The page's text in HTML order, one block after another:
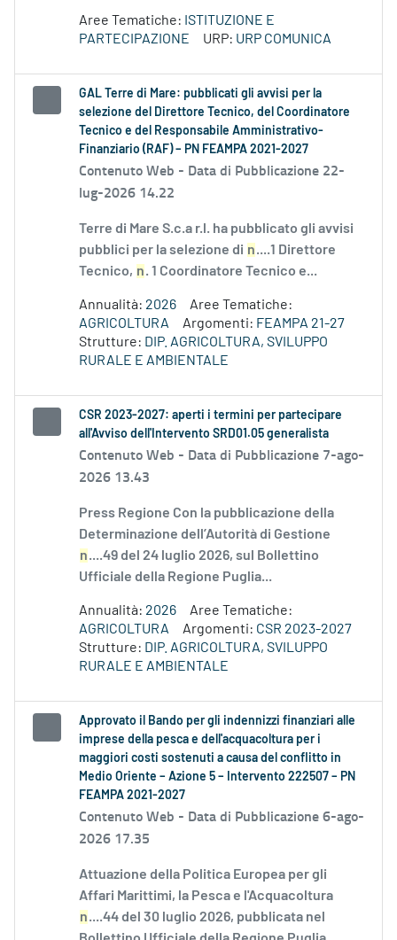
Aree Tematiche: ISTITUZIONE E
PARTECIPAZIONE
URP: URP COMUNICA
GAL Terre di Mare: pubblicati gli avvisi per la
selezione del Direttore Tecnico, del Coordinatore
Tecnico e del Responsabile Amministrativo-
Finanziario (RAF) – PN FEAMPA 2021-2027
Contenuto Web - Data di Pubblicazione 22-
lug-2026 14.22
Terre di Mare S.c.a r.l. ha pubblicato gli avvisi
pubblici per la selezione di n....1 Direttore
Tecnico, n. 1 Coordinatore Tecnico e...
Annualità: 2026
Aree Tematiche:
AGRICOLTURA
Argomenti: FEAMPA 21-27
Strutture: DIP. AGRICOLTURA, SVILUPPO
RURALE E AMBIENTALE
CSR 2023-2027: aperti i termini per partecipare
all'Avviso dell'Intervento SRD01.05 generalista
Contenuto Web - Data di Pubblicazione 7-ago-
2026 13.43
Press Regione Con la pubblicazione della
Determinazione dell’Autorità di Gestione
n....49 del 24 luglio 2026, sul Bollettino
Ufficiale della Regione Puglia...
Annualità: 2026
Aree Tematiche:
AGRICOLTURA
Argomenti: CSR 2023-2027
Strutture: DIP. AGRICOLTURA, SVILUPPO
RURALE E AMBIENTALE
Approvato il Bando per gli indennizzi finanziari alle
imprese della pesca e dell'acquacoltura per i
maggiori costi sostenuti a causa del conflitto in
Medio Oriente – Azione 5 – Intervento 222507 – PN
FEAMPA 2021-2027
Contenuto Web - Data di Pubblicazione 6-ago-
2026 17.35
Attuazione della Politica Europea per gli
Affari Marittimi, la Pesca e l'Acquacoltura
n....44 del 30 luglio 2026, pubblicata nel